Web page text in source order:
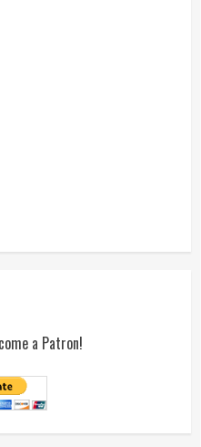
a Patron!